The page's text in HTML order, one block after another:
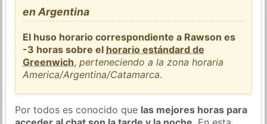
en Argentina
El huso horario correspondiente a Rawson es
-3 horas sobre el horario estándard de
Greenwich,perteneciendo a la zona horaria
America/Argentina/Catamarca.
Por todos es conocido que las mejores horas para